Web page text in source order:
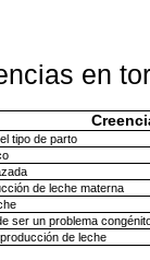
en
tipo de parto
de leche materna
ser un problema
de leche